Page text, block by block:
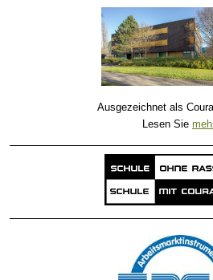
Ausgezeichnet als
Lesen Sie